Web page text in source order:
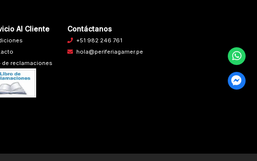
Al Cliente
de reclamaciones
Contáctanos
+51 982 246 761
hola@periferiagamer.pe